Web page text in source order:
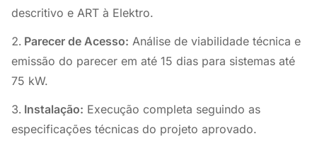
descritivo e ART à Elektro.
Parecer de Acesso: Análise de viabilidade técnica e
emissão do parecer em até 15 dias para sistemas até
75 kW.
Instalação: Execução completa seguindo as
especificações técnicas do projeto aprovado.